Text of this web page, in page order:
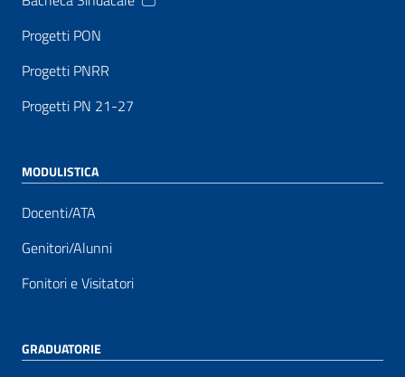
Progetti PON
Progetti PNRR
Progetti PN 21-27
MODULISTICA
Docenti/ATA
Genitori/Alunni
Fonitori e Visitatori
GRADUATORIE